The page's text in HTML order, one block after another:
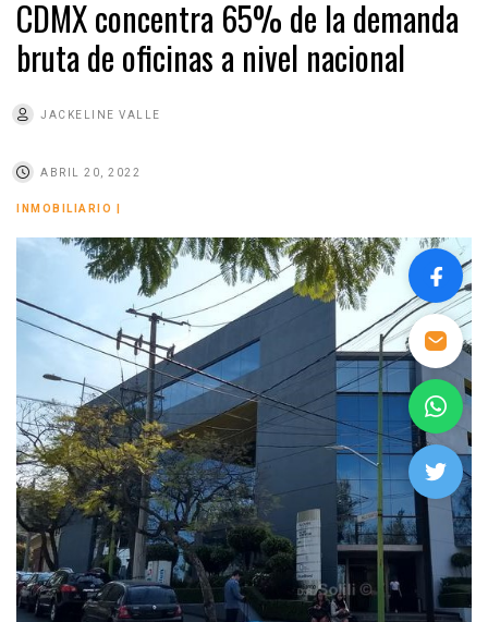
CDMX concentra 65% de la demanda
bruta de oficinas a nivel nacional
JACKELINE VALLE
ABRIL 20, 2022
INMOBILIARIO